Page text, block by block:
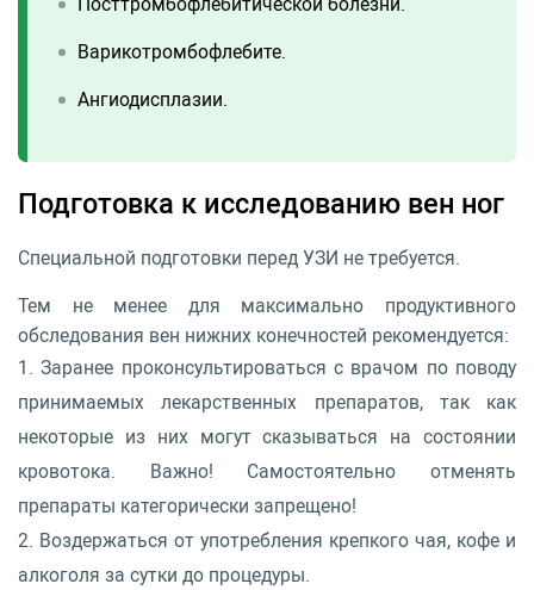
Варикотромбофлебите.
Ангиодисплазии.
Подготовка к исследованию вен ног
Специальной подготовки перед УЗИ не требуется.
Тем не менее для максимально продуктивного
обследования вен нижних конечностей рекомендуется:
Заранее проконсультироваться с врачом по поводу
принимаемых лекарственных препаратов, так как
некоторые из них могут сказываться на состоянии
кровотока. Важно! Самостоятельно отменять
препараты категорически запрещено!
Воздержаться от употребления крепкого чая, кофе и
алкоголя за сутки до процедуры.